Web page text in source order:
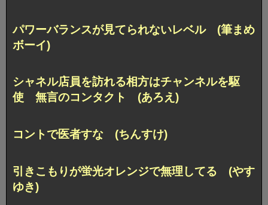
パワーバランスが見てられないレベル (筆まめ
ボーイ)
シャネル店員を訪れる相方はチャンネルを駆
使 無言のコンタクト (あろえ)
コントで医者すな (ちんすけ)
引きこもりが蛍光オレンジで無理してる (やす
ゆき)